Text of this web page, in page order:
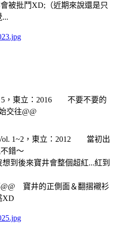
被批鬥XD;（近期來說還是只
...
5，東立：2016 不要不要的
交往@@
1~2，東立：2012 當初出
錯～
到後來寶井會整個超紅...紅到
寶井的正側面＆翻摺襯衫
XD